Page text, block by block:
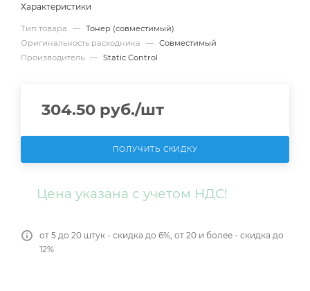
Характеристики
Тип товара — Тонер (совместимый)
Оригинальность расходника
— Совместимый
Производитель — Static Control
304.50 руб./шт
ПОЛУЧИТЬ СКИДКУ
Цена указана с учетом НДС!
от 5 до 20 штук - скидка до 6%, от 20 и более - скидка до
12%